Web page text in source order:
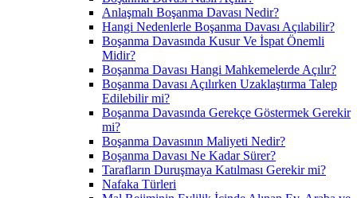
Anlaşmalı Boşanma Davası Nedir?
Hangi Nedenlerle Boşanma Davası Açılabilir?
Boşanma Davasında Kusur Ve İspat Önemli
Midir?
Boşanma Davası Hangi Mahkemelerde Açılır?
Boşanma Davası Açılırken Uzaklaştırma Talep
Edilebilir mi?
Boşanma Davasında Gerekçe Göstermek Gerekir
mi?
Boşanma Davasının Maliyeti Nedir?
Boşanma Davası Ne Kadar Sürer?
Tarafların Duruşmaya Katılması Gerekir mi?
Nafaka Türleri